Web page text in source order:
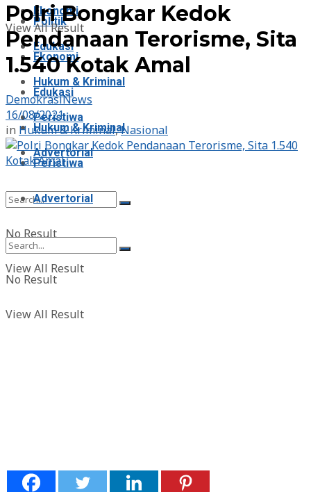
Ekonomi
Edukasi
Hukum & Kriminal
Peristiwa
Advertorial
No Result
View All Result
Politik
Ekonomi
Edukasi
Hukum & Kriminal
Peristiwa
Advertorial
No Result
View All Result
View All Result
Polri Bongkar Kedok
Pendanaan Terorisme, Sita
1.540 Kotak Amal
DemokrasiNews
16/08/2021
in Hukum & Kriminal,Nasional